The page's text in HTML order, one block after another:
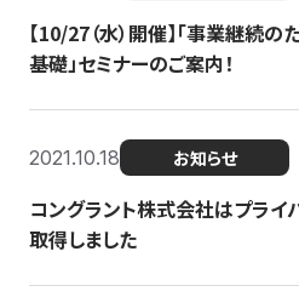
【10/27（水）開催】「事業継続
基礎」セミナーのご案内！
2021.10.18 お知らせ
コングラント株式会社はプライ
取得しました